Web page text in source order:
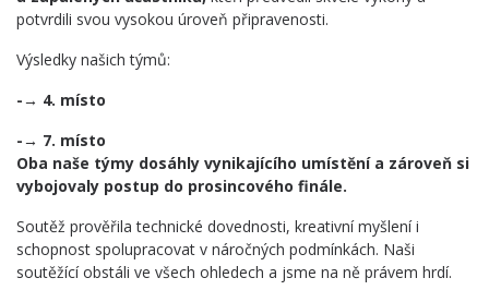
potvrdili svou vysokou úroveň připravenosti.
Výsledky našich týmů:
-→ 4. místo
-→ 7. místo
Oba naše týmy dosáhly vynikajícího umístění a zároveň si
vybojovaly postup do prosincového finále.
Soutěž prověřila technické dovednosti, kreativní myšlení i
schopnost spolupracovat v náročných podmínkách. Naši
soutěžící obstáli ve všech ohledech a jsme na ně právem hrdí.